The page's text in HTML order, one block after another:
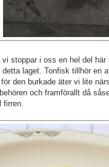
vi stoppar i oss en hel del
detta laget. Tonfisk tillhör en
den burkade äter vi lite
och framförallt då
firren.